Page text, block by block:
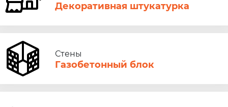
Декоративная штукатурка
Стены
Газобетонный блок